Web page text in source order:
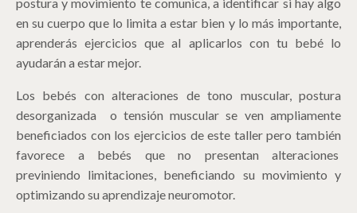
en su cuerpo que lo limita a estar bien y lo más importante,
aprenderás ejercicios que al aplicarlos con tu bebé lo
ayudarán a estar mejor.
Los bebés con alteraciones de tono muscular, postura
desorganizada o tensión muscular se ven ampliamente
beneficiados con los ejercicios de este taller pero también
favorece a bebés que no presentan alteraciones
previniendo limitaciones, beneficiando su movimiento y
optimizando su aprendizaje neuromotor.